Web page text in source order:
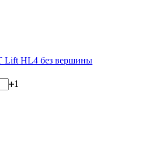
Lift HL4 без вершины
1